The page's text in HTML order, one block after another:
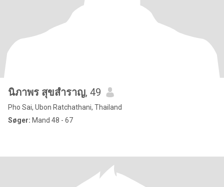
นิภาพร สุขสำราญ, 49
Pho Sai, Ubon Ratchathani, Thailand
Søger: Mand 48 - 67